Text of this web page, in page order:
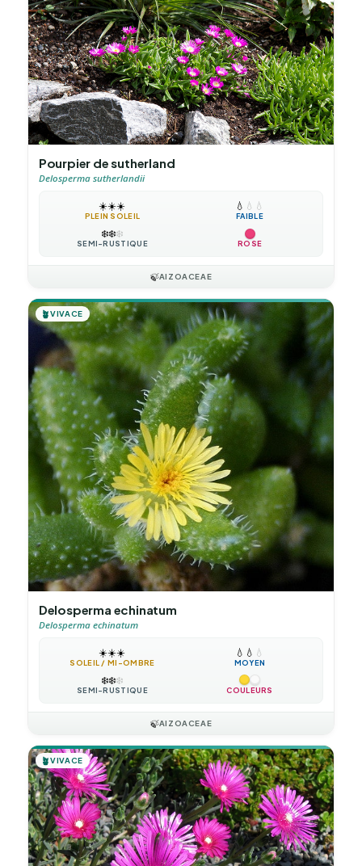
Pourpier de sutherland
Delosperma sutherlandii
☀️☀️☀️
PLEIN SOLEIL
💧 💧 💧
FAIBLE
❄️❄️❄️
SEMI-RUSTIQUE ROSE
🍃AIZOACEAE
🪴VIVACE
Delosperma echinatum
Delosperma echinatum
☀️☀️☀️
SOLEIL / MI-OMBRE
💧 💧 💧
MOYEN
❄️❄️❄️
SEMI-RUSTIQUE COULEURS
🍃AIZOACEAE
🪴VIVACE